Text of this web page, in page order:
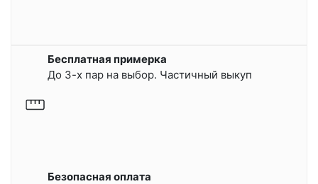
Бесплатная примерка
До 3-х пар на выбор. Частичный выкуп
Безопасная оплата